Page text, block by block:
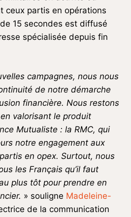
ceux partis en opérations
15 secondes est diffusé
spécialisée depuis fin
campagnes, nous nous
de notre démarche
financière. Nous restons
valorisant le produit
Mutualiste : la RMC, qui
notre engagement aux
en opex. Surtout, nous
les Français qu’il faut
plus tôt pour prendre en
» souligne Madeleine-
de la communication